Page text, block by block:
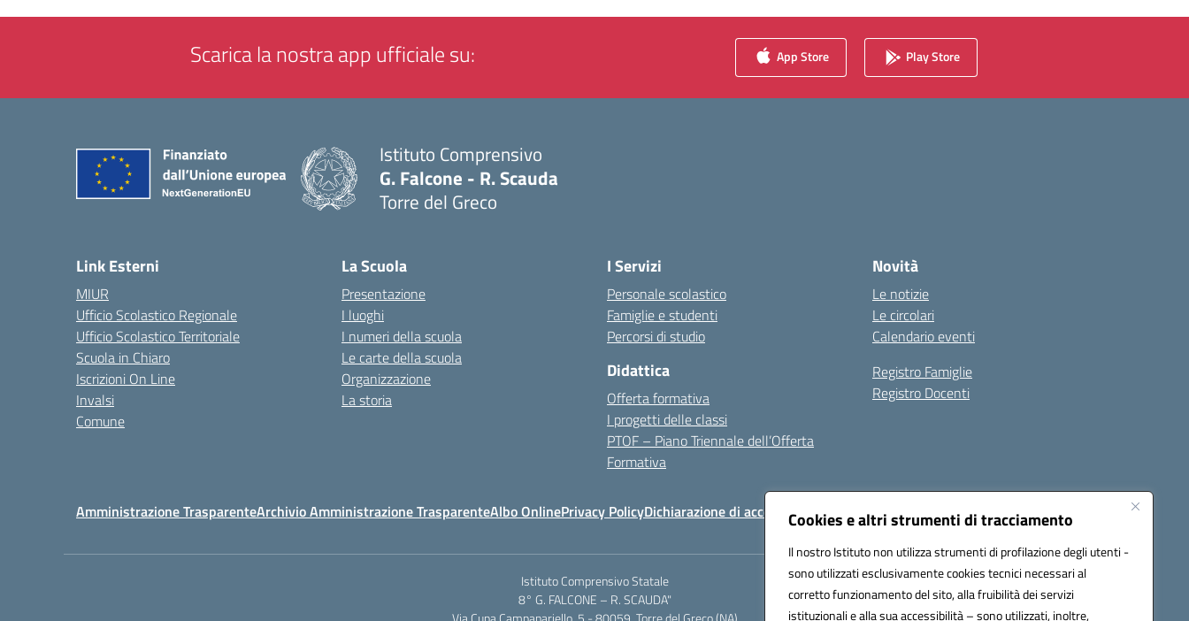
Cookies e altri strumenti di tracciamento
Il nostro Istituto non utilizza strumenti di profilazione degli utenti -
sono utilizzati esclusivamente cookies tecnici necessari al
corretto funzionamento del sito, alla fruibilità dei servizi
istituzionali e alla sua accessibilità – sono utilizzati, inoltre,
Scarica la nostra app ufficiale su: App Store Play Store
Istituto Comprensivo
G. Falcone - R. Scauda
Torre del Greco
Link Esterni
MIUR
Ufficio Scolastico Regionale
Ufficio Scolastico Territoriale
Scuola in Chiaro
Iscrizioni On Line
Invalsi
Comune
La Scuola
Presentazione
I luoghi
I numeri della scuola
Le carte della scuola
Organizzazione
La storia
I Servizi
Personale scolastico
Famiglie e studenti
Percorsi di studio
Didattica
Offerta formativa
I progetti delle classi
PTOF – Piano Triennale dell’Offerta
Formativa
Novità
Le notizie
Le circolari
Calendario eventi
Registro Famiglie
Registro Docenti
Amministrazione TrasparenteArchivio Amministrazione TrasparenteAlbo OnlinePrivacy PolicyDichiarazione di accessibilità Note legali
Istituto Comprensivo Statale
8° G. FALCONE – R. SCAUDA"